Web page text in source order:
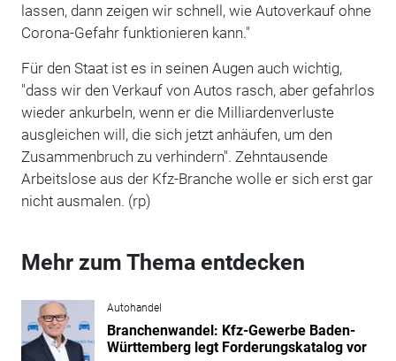
lassen, dann zeigen wir schnell, wie Autoverkauf ohne
Corona-Gefahr funktionieren kann."
Für den Staat ist es in seinen Augen auch wichtig,
"dass wir den Verkauf von Autos rasch, aber gefahrlos
wieder ankurbeln, wenn er die Milliardenverluste
ausgleichen will, die sich jetzt anhäufen, um den
Zusammenbruch zu verhindern". Zehntausende
Arbeitslose aus der Kfz-Branche wolle er sich erst gar
nicht ausmalen. (rp)
Mehr zum Thema entdecken
Autohandel
Branchenwandel: Kfz-Gewerbe Baden-
Württemberg legt Forderungskatalog vor